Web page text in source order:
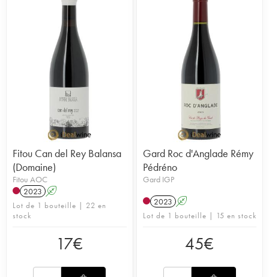
Fitou Can del Rey Balansa
(Domaine)
Fitou AOC
2023 A
Lot de 1 bouteille | 22 en
stock
17€
Gard Roc d'Anglade Rémy
Pédréno
Gard IGP
2023 A
Lot de 1 bouteille | 15 en stock
45€